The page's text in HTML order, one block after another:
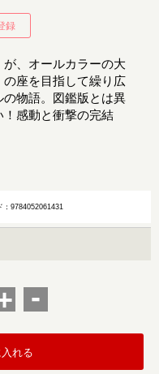
録
、オールカラーの大
座を目指して繰り広
物語。図鑑版とは異
感動と衝撃の完結
：9784052061431
-
れる